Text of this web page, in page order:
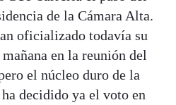
de la Cámara Alta.
oficializado todavía su
en la reunión del
el núcleo duro de la
decidido ya el voto en